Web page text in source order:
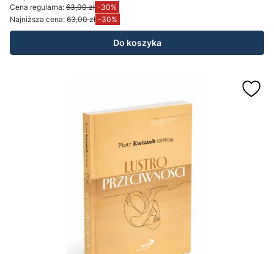
Cena regularna: 63,00 zł -30%
Najniższa cena: 63,00 zł -30%
Do koszyka